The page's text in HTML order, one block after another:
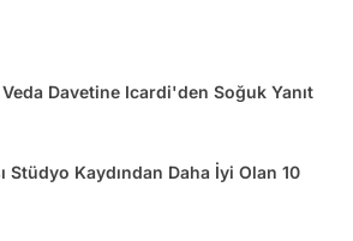
Davetine Icardi'den Soğuk Yanıt
Stüdyo Kaydından Daha İyi Olan 10